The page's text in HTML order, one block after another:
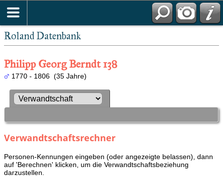
Roland Datenbank
Philipp Georg Berndt 138
1770 - 1806 (35 Jahre)
Verwandtschaftsrechner
Personen-Kennungen eingeben (oder angezeigte belassen), dann
auf 'Berechnen' klicken, um die Verwandtschaftsbeziehung
darzustellen.